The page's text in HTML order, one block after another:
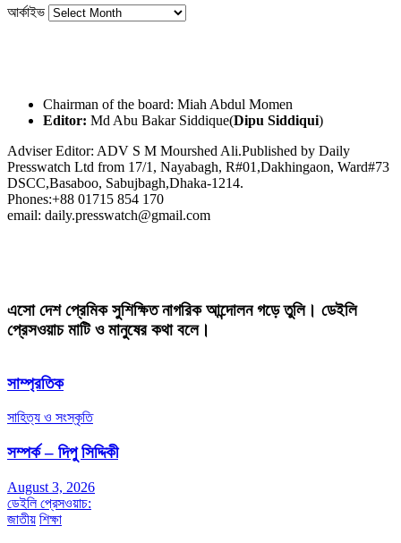
আর্কাইভ
Chairman of the board: Miah Abdul Momen
Editor: Md Abu Bakar Siddique(Dipu Siddiqui)
Adviser Editor: ADV S M Mourshed Ali.Published by Daily
Presswatch Ltd from 17/1, Nayabagh, R#01,Dakhingaon, Ward#73
DSCC,Basaboo, Sabujbagh,Dhaka-1214.
Phones:+88 01715 854 170
email: daily.presswatch@gmail.com
এসো দেশ প্রেমিক সুশিক্ষিত নাগরিক আন্দোলন গড়ে তুলি। ডেইলি
প্রেসওয়াচ মাটি ও মানুষের কথা বলে।
সাম্প্রতিক
সাহিত্য ও সংস্কৃতি
সম্পর্ক – দিপু সিদ্দিকী
August 3, 2026
ডেইলি প্রেসওয়াচ:
জাতীয় শিক্ষা